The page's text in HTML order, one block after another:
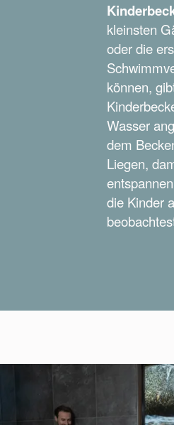
kleinsten
oder die
können,
Wasser
dem
Liegen,
die Kinder